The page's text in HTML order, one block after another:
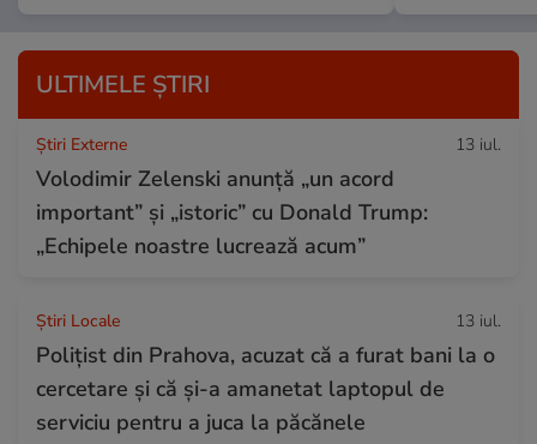
ULTIMELE ȘTIRI
Știri Externe 13 iul.
Volodimir Zelenski anunță „un acord
important” și „istoric” cu Donald Trump:
„Echipele noastre lucrează acum”
Știri Locale 13 iul.
Polițist din Prahova, acuzat că a furat bani la o
cercetare și că și-a amanetat laptopul de
serviciu pentru a juca la păcănele